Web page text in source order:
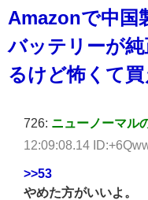
Amazonで中国
バッテリーが
るけど怖くて
726: ニューノーマル
12:09:08.14
>>53
やめた方がいいよ。